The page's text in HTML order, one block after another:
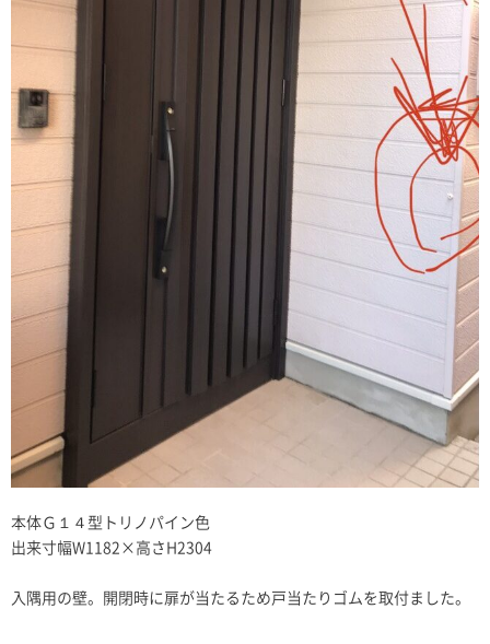
本体Ｇ１４型トリノパイン色
出来寸幅W1182×高さH2304
入隅用の壁。開閉時に扉が当たるため戸当たりゴムを取付ました。